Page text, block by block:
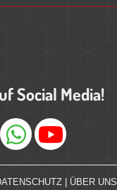
Social Media!
ÜBER UNS